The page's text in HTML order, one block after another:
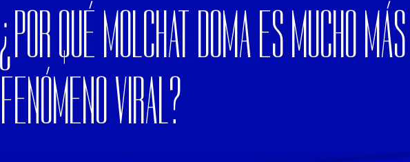
¿POR QUÉ MOLCHAT DOMA ES MUCHO
FENÓMENO VIRAL?